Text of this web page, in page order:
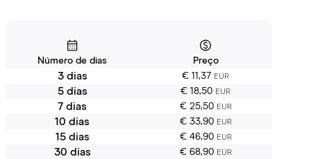
Número de dias Preço
3 dias € 11,37 EUR
5 dias € 18,50 EUR
7 dias € 25,50 EUR
10 dias € 33,90 EUR
15 dias € 46,90 EUR
30 dias € 68,90 EUR